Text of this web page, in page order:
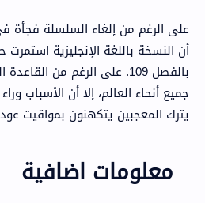
بالفصل 109. على الرغم من
جميع أنحاء العالم، إلا أن الأسباب
يترك المعجبين يتكهنون بمواقيت
معلومات اضافية